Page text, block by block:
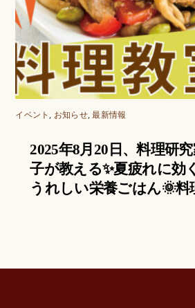
イベント , お知らせ,最新情報
2025年8月20日、料理研
子が教える✨夏疲れに効
うれしい栄養ごはん🌞料